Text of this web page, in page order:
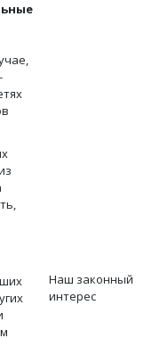
Наш законный
интерес